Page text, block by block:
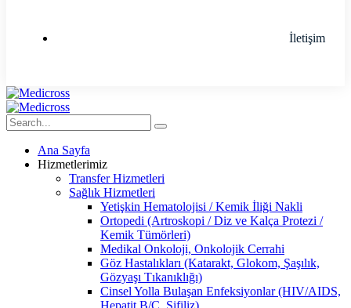
İletişim
Ana Sayfa
Hizmetlerimiz
Transfer Hizmetleri
Sağlık Hizmetleri
Yetişkin Hematolojisi / Kemik İliği Nakli
Ortopedi (Artroskopi / Diz ve Kalça Protezi /
Kemik Tümörleri)
Medikal Onkoloji, Onkolojik Cerrahi
Göz Hastalıkları (Katarakt, Glokom, Şaşılık,
Gözyaşı Tıkanıklığı)
Cinsel Yolla Bulaşan Enfeksiyonlar (HIV/AIDS,
Hepatit B/C, Sifiliz)